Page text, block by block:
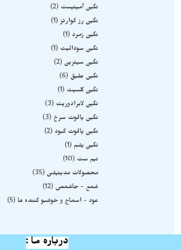
نگین آمیتیست
2
نگین رز کوارتز 1
نگین زمرد
1
نگین سودالیت
1
نگین سیترین 2
نگین عقیق
6
نگین کلسیت
1
نگین لابرادوریت
3
نگین یاقوت سرخ
3
نگین یاقوت کبود
2
نگین یشم
1
نیم ست
10
محصولات مدیتیشن 35
شمع - جاشمعی
12
عود - اسماج و خوشبو کننده ها
5
درباره ما :